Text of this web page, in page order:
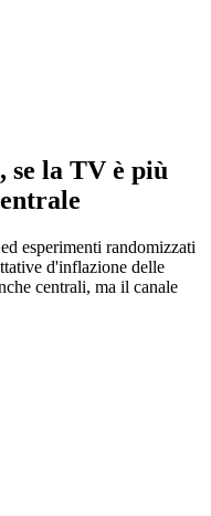
se la TV è più
esperimenti randomizzati
d'inflazione delle
centrali, ma il canale